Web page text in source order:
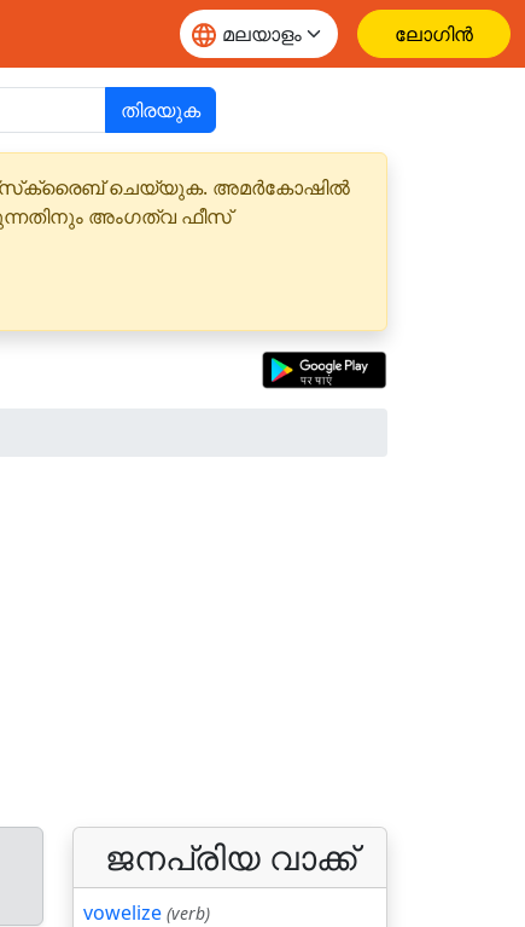
ലോഗിൻ
തിരയുക
ചെയ്യുക. അമർകോഷിൽ
അംഗത്വ ഫീസ്
ജനപ്രിയ വാക്ക്
vowelize (verb)